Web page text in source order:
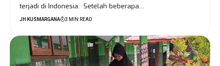
terjadi di Indonesia. Setelah beberapa…
JH KUSMARGANA 3 MIN READ